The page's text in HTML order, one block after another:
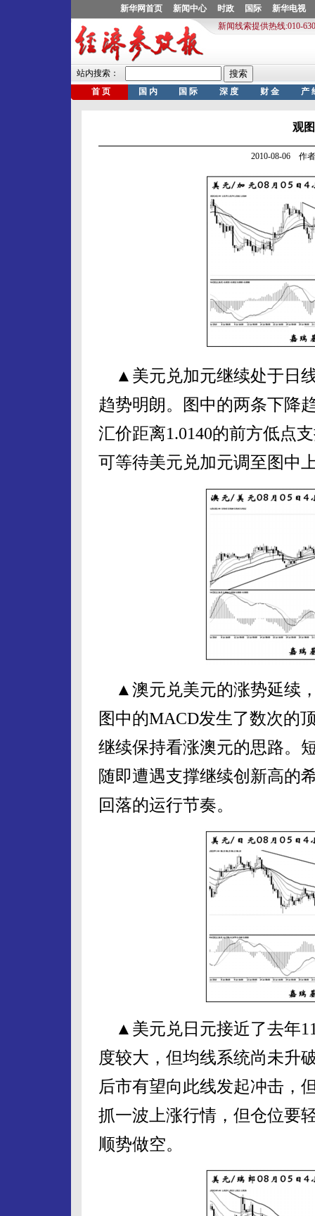
观
2010-08-06 作
▲美元兑加元继续处于日
趋势明朗。图中的两条下降
汇价距离1.0140的前方低点
可等待美元兑加元调至图中
▲澳元兑美元的涨势延续
图中的MACD发生了数次的
继续保持看涨澳元的思路。
随即遭遇支撑继续创新高的
回落的运行节奏。
▲美元兑日元接近了去年
度较大，但均线系统尚未升
后市有望向此线发起冲击，
抓一波上涨行情，但仓位要
顺势做空。